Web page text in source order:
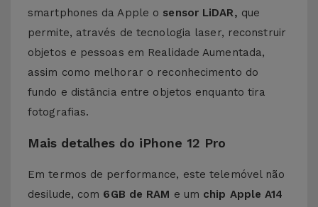
smartphones da Apple o sensor LiDAR, que
permite, através de tecnologia laser, reconstruir
objetos e pessoas em Realidade Aumentada,
assim como melhorar o reconhecimento do
fundo e distância entre objetos enquanto tira
fotografias.
Mais detalhes do iPhone 12 Pro
Em termos de performance, este telemóvel não
desilude, com 6GB de RAM e um chip Apple A14